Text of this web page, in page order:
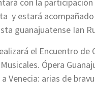
y estará
guanajuatense Ian
el Encuentro de
Ópera
a Venecia: arias de